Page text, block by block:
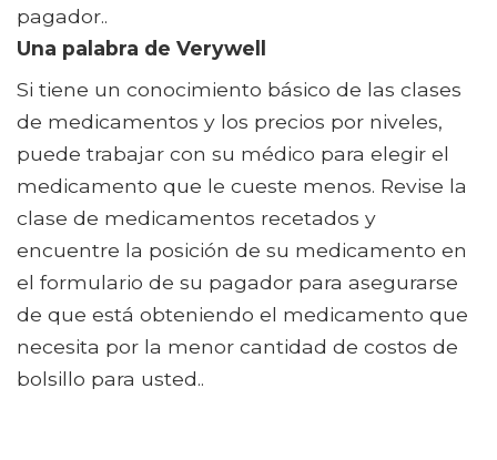
pagador..
Una palabra de Verywell
Si tiene un conocimiento básico de las clases
de medicamentos y los precios por niveles,
puede trabajar con su médico para elegir el
medicamento que le cueste menos. Revise la
clase de medicamentos recetados y
encuentre la posición de su medicamento en
el formulario de su pagador para asegurarse
de que está obteniendo el medicamento que
necesita por la menor cantidad de costos de
bolsillo para usted..